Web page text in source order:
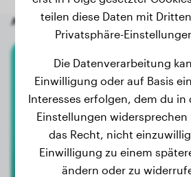
Andere zufällige Hunde
Groenendaeler
teilen diese Daten mit
Privatsphäre-
Die Datenverarbeitung
Einwilligung oder auf Basis
Interesses erfolgen, dem du in
Einstellungen widersprechen
das Recht, nicht
Einwilligung zu einem
ändern oder zu